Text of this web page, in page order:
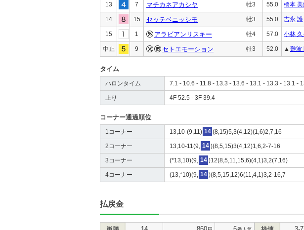
13 7 マチカネアカシヤ 牡3 55.0 橋本
14 15 セッテベニッシモ 牡3 55.0 吉永 護
15 1 アラビアンリスキー 牡4 57.0 小林
中止 9 セトエモーション 牡3 52.0 ▲ 難波
タイム
ハロンタイム 7.1 - 10.6 - 11.8 - 13.3 - 13.6 - 13.1 - 13.3 - 13.1 -
上り 4F 52.5 - 3F 39.4
コーナー通過順位
1コーナー 13,10-(9,11) 14 (8,15)5,3(4,12)(1,6)2,7,16
2コーナー 13,10-11(9, 14 )(8,5,15)3(4,12)1,6,2-7-16
3コーナー (*13,10)(9, 14 )12(8,5,11,15,6)(4,1)3,2(7,16)
4コーナー (13,*10)(9, 14 )(8,5,15,12)6(11,4,1)3,2-16,7
払戻金